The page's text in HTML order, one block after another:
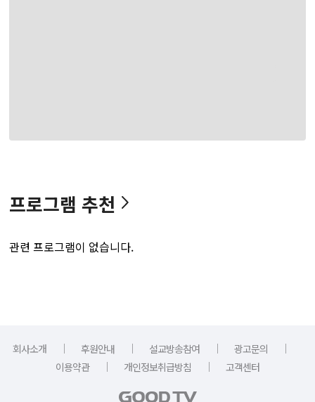
프로그램 추천
관련 프로그램이 없습니다.
회사소개 ｜ 후원안내 ｜ 설교방송참여 ｜ 광고문의
｜
이용약관
｜ 개인정보취급방침 ｜ 고객센터